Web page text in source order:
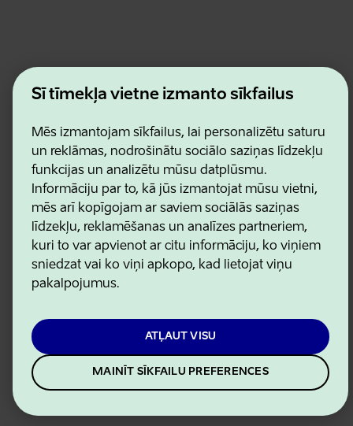
Šī tīmekļa vietne izmanto sīkfailus
Mēs izmantojam sīkfailus, lai personalizētu saturu
un reklāmas, nodrošinātu sociālo saziņas līdzekļu
funkcijas un analizētu mūsu datplūsmu.
Informāciju par to, kā jūs izmantojat mūsu vietni,
mēs arī kopīgojam ar saviem sociālās saziņas
līdzekļu, reklamēšanas un analīzes partneriem,
kuri to var apvienot ar citu informāciju, ko viņiem
sniedzat vai ko viņi apkopo, kad lietojat viņu
pakalpojumus.
ATĻAUT VISU
MAINĪT SĪKFAILU PREFERENCES
Estonian Business and Innovation Agency
Kontakti
Lietošanas noteikumi
Sīkdatņu un konfidencialitātes politika